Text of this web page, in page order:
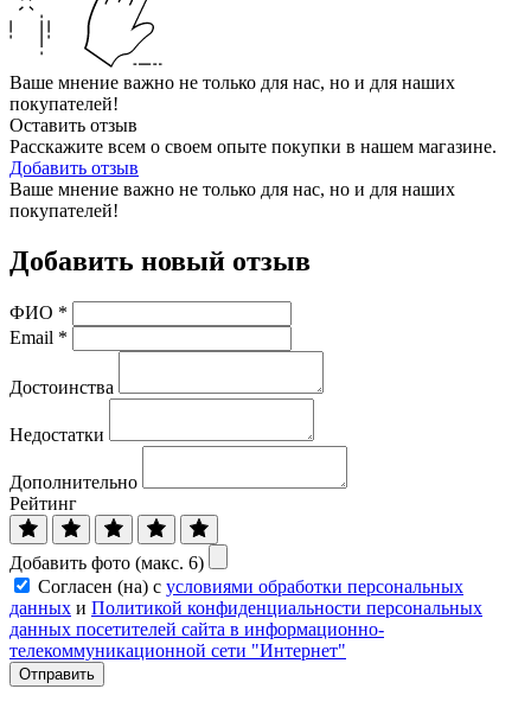
Ваше мнение важно не только для нас, но и для наших
покупателей!
Оставить отзыв
Расскажите всем о своем опыте покупки в нашем магазине.
Добавить отзыв
Ваше мнение важно не только для нас, но и для наших
покупателей!
Добавить новый отзыв
ФИО *
Email *
Достоинства
Недостатки
Дополнительно
Рейтинг
Добавить фото (макс. 6)
Согласен (на) с условиями обработки персональных
данных и Политикой конфиденциальности персональных
данных посетителей сайта в информационно-
телекоммуникационной сети "Интернет"
Отправить